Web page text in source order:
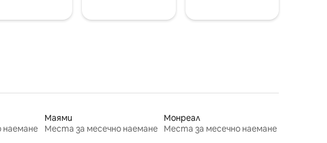
наемане
Маями
Места за месечно наемане
Монреал
Места за месечно наемане